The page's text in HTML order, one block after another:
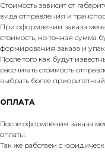
Стоимость зависит от
вида отправления и
При оформлении заказа
стоимость, но точная сумма
формирования заказа и
После того как будут
рассчитать стоимость
выбрать более
ОПЛАТА
После оформления заказа
оплаты.
Так же работаем с